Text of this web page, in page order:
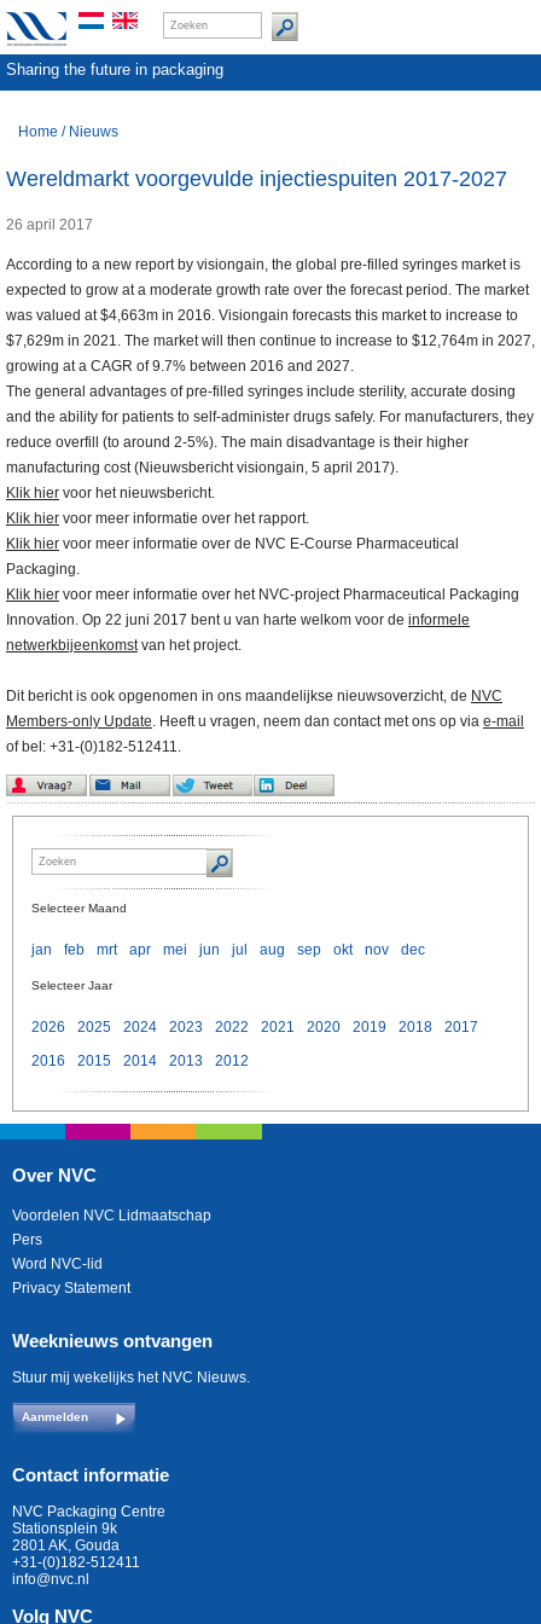
Sharing the future in packaging
Home / Nieuws
Wereldmarkt voorgevulde injectiespuiten 2017-2027
26 april 2017
According to a new report by visiongain, the global pre-filled syringes market is
expected to grow at a moderate growth rate over the forecast period. The market
was valued at $4,663m in 2016. Visiongain forecasts this market to increase to
$7,629m in 2021. The market will then continue to increase to $12,764m in 2027,
growing at a CAGR of 9.7% between 2016 and 2027.
The general advantages of pre-filled syringes include sterility, accurate dosing
and the ability for patients to self-administer drugs safely. For manufacturers, they
reduce overfill (to around 2-5%). The main disadvantage is their higher
manufacturing cost (Nieuwsbericht visiongain, 5 april 2017).
Klik hier voor het nieuwsbericht.
Klik hier voor meer informatie over het rapport.
Klik hier voor meer informatie over de NVC E-Course Pharmaceutical
Packaging.
Klik hier voor meer informatie over het NVC-project Pharmaceutical Packaging
Innovation. Op 22 juni 2017 bent u van harte welkom voor de informele
netwerkbijeenkomstvan het project.
Dit bericht is ook opgenomen in ons maandelijkse nieuwsoverzicht, de NVC
Members-only Update. Heeft u vragen, neem dan contact met ons op via e-mail
of bel: +31-(0)182-512411.
Selecteer Maand
jan feb mrt apr mei jun jul aug sep okt nov dec
Selecteer Jaar
2026 2025 2024 2023 2022 2021 2020 2019 2018
2017
2016
2015 2014 2013 2012
Over NVC
Voordelen NVC Lidmaatschap
Pers
Word NVC-lid
Privacy Statement
Weeknieuws ontvangen
Stuur mij wekelijks het NVC Nieuws.
Aanmelden
Contact informatie
NVC Packaging Centre
Stationsplein 9k
2801 AK, Gouda
+31-(0)182-512411
info@nvc.nl
Volg NVC